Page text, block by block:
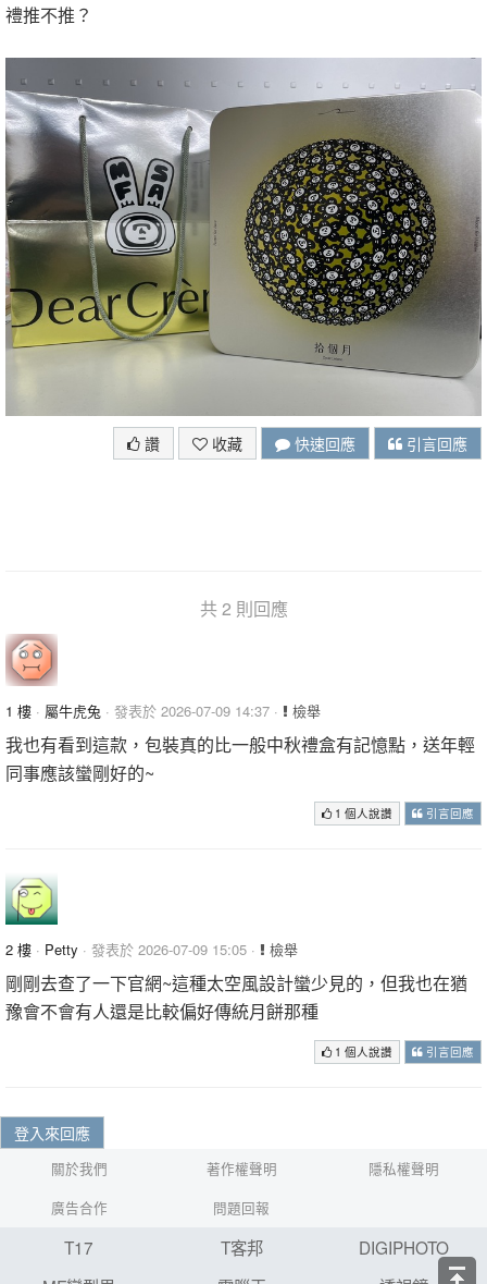
禮推不推？
讚 收藏 快速回應 引言回應
共 2 則回應
1 樓 · 屬牛虎兔 · 發表於 2026-07-09 14:37 · 檢舉
我也有看到這款，包裝真的比一般中秋禮盒有記憶點，送年輕
同事應該蠻剛好的~
1 個人說讚 引言回應
2 樓 · Petty · 發表於 2026-07-09 15:05 · 檢舉
剛剛去查了一下官網~這種太空風設計蠻少見的，但我也在猶
豫會不會有人還是比較偏好傳統月餅那種
1 個人說讚 引言回應
登入來回應
關於我們 著作權聲明
隱私權聲明
廣告合作
問題回報
T17 T客邦
DIGIPHOTO